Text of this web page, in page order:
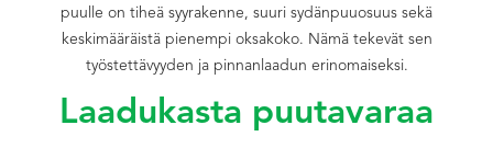
puulle on tiheä syyrakenne, suuri sydänpuuosuus sekä
keskimääräistä pienempi oksakoko. Nämä tekevät sen
työstettävyyden ja pinnanlaadun erinomaiseksi.
Laadukasta puutavaraa